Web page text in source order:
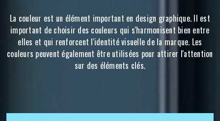
La couleur est un élément important en design graphique. Il est
important de choisir des couleurs qui s'harmonisent bien entre
elles et qui renforcent l'identité visuelle de la marque. Les
couleurs peuvent également être utilisées pour attirer l'attention
sur des éléments clés.